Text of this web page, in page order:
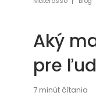
Aký
pre
7 minút čítania